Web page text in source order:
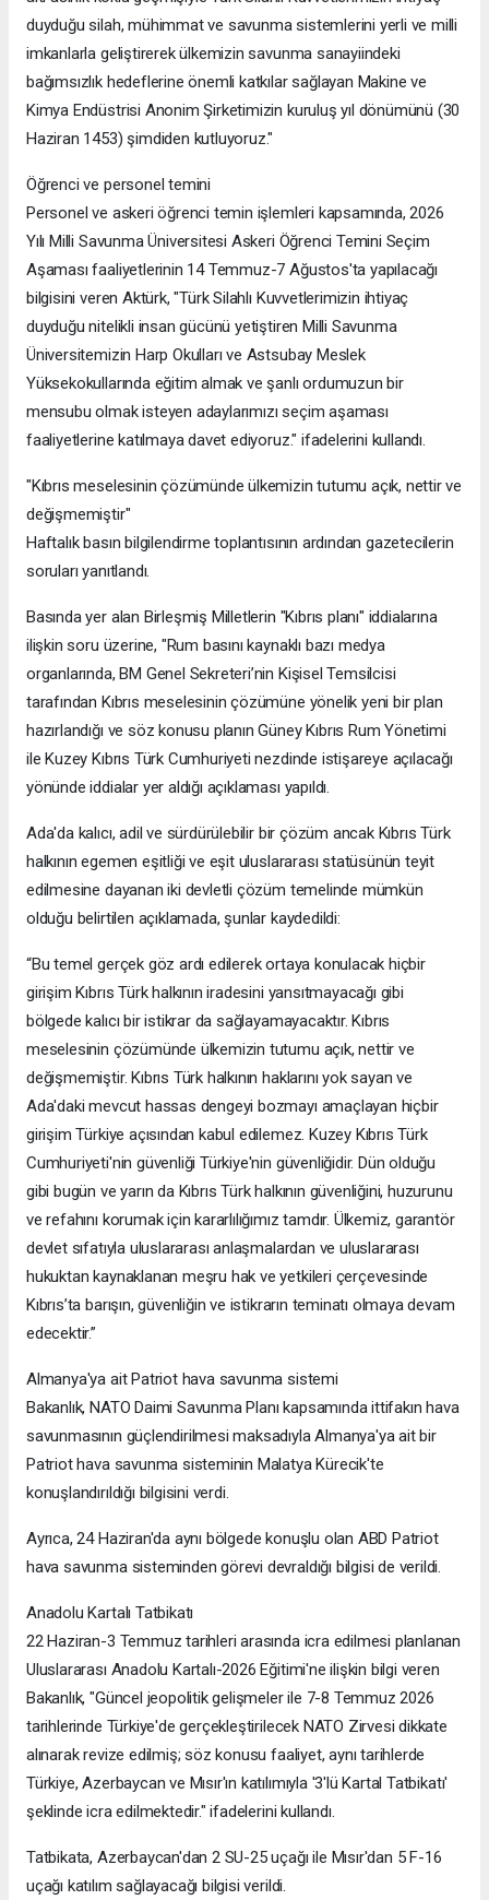
duyduğu silah, mühimmat ve savunma sistemlerini yerli ve milli
imkanlarla geliştirerek ülkemizin savunma sanayiindeki
bağımsızlık hedeflerine önemli katkılar sağlayan Makine ve
Kimya Endüstrisi Anonim Şirketimizin kuruluş yıl dönümünü (30
Haziran 1453) şimdiden kutluyoruz."
Öğrenci ve personel temini
Personel ve askeri öğrenci temin işlemleri kapsamında, 2026
Yılı Milli Savunma Üniversitesi Askeri Öğrenci Temini Seçim
Aşaması faaliyetlerinin 14 Temmuz-7 Ağustos'ta yapılacağı
bilgisini veren Aktürk, "Türk Silahlı Kuvvetlerimizin ihtiyaç
duyduğu nitelikli insan gücünü yetiştiren Milli Savunma
Üniversitemizin Harp Okulları ve Astsubay Meslek
Yüksekokullarında eğitim almak ve şanlı ordumuzun bir
mensubu olmak isteyen adaylarımızı seçim aşaması
faaliyetlerine katılmaya davet ediyoruz." ifadelerini kullandı.
"Kıbrıs meselesinin çözümünde ülkemizin tutumu açık, nettir ve
değişmemiştir"
Haftalık basın bilgilendirme toplantısının ardından gazetecilerin
soruları yanıtlandı.
Basında yer alan Birleşmiş Milletlerin "Kıbrıs planı" iddialarına
ilişkin soru üzerine, "Rum basını kaynaklı bazı medya
organlarında, BM Genel Sekreteri’nin Kişisel Temsilcisi
tarafından Kıbrıs meselesinin çözümüne yönelik yeni bir plan
hazırlandığı ve söz konusu planın Güney Kıbrıs Rum Yönetimi
ile Kuzey Kıbrıs Türk Cumhuriyeti nezdinde istişareye açılacağı
yönünde iddialar yer aldığı açıklaması yapıldı.
Ada'da kalıcı, adil ve sürdürülebilir bir çözüm ancak Kıbrıs Türk
halkının egemen eşitliği ve eşit uluslararası statüsünün teyit
edilmesine dayanan iki devletli çözüm temelinde mümkün
olduğu belirtilen açıklamada, şunlar kaydedildi:
“Bu temel gerçek göz ardı edilerek ortaya konulacak hiçbir
girişim Kıbrıs Türk halkının iradesini yansıtmayacağı gibi
bölgede kalıcı bir istikrar da sağlayamayacaktır. Kıbrıs
meselesinin çözümünde ülkemizin tutumu açık, nettir ve
değişmemiştir. Kıbrıs Türk halkının haklarını yok sayan ve
Ada'daki mevcut hassas dengeyi bozmayı amaçlayan hiçbir
girişim Türkiye açısından kabul edilemez. Kuzey Kıbrıs Türk
Cumhuriyeti'nin güvenliği Türkiye'nin güvenliğidir. Dün olduğu
gibi bugün ve yarın da Kıbrıs Türk halkının güvenliğini, huzurunu
ve refahını korumak için kararlılığımız tamdır. Ülkemiz, garantör
devlet sıfatıyla uluslararası anlaşmalardan ve uluslararası
hukuktan kaynaklanan meşru hak ve yetkileri çerçevesinde
Kıbrıs’ta barışın, güvenliğin ve istikrarın teminatı olmaya devam
edecektir.”
Almanya'ya ait Patriot hava savunma sistemi
Bakanlık, NATO Daimi Savunma Planı kapsamında ittifakın hava
savunmasının güçlendirilmesi maksadıyla Almanya'ya ait bir
Patriot hava savunma sisteminin Malatya Kürecik'te
konuşlandırıldığı bilgisini verdi.
Ayrıca, 24 Haziran'da aynı bölgede konuşlu olan ABD Patriot
hava savunma sisteminden görevi devraldığı bilgisi de verildi.
Anadolu Kartalı Tatbikatı
22 Haziran-3 Temmuz tarihleri arasında icra edilmesi planlanan
Uluslararası Anadolu Kartalı-2026 Eğitimi'ne ilişkin bilgi veren
Bakanlık, "Güncel jeopolitik gelişmeler ile 7-8 Temmuz 2026
tarihlerinde Türkiye'de gerçekleştirilecek NATO Zirvesi dikkate
alınarak revize edilmiş; söz konusu faaliyet, aynı tarihlerde
Türkiye, Azerbaycan ve Mısır'ın katılımıyla '3'lü Kartal Tatbikatı'
şeklinde icra edilmektedir." ifadelerini kullandı.
Tatbikata, Azerbaycan'dan 2 SU-25 uçağı ile Mısır'dan 5 F-16
uçağı katılım sağlayacağı bilgisi verildi.